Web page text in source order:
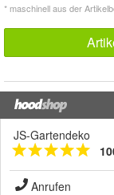
* maschinell aus der
JS-Gartendeko
Anrufen